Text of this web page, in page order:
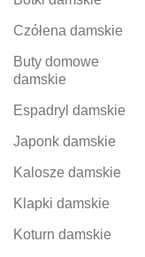
Czółena damskie
Buty domowe
damskie
Espadryl damskie
Japonk damskie
Kalosze damskie
Klapki damskie
Koturn damskie